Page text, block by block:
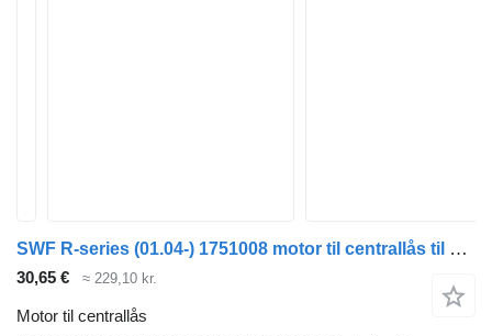
SWF R-series (01.04-) 1751008 motor til centrallås til Scania P,G,R,T-series (2004-2017) trækker
30,65 € ≈ 229,10 kr.
Motor til centrallås